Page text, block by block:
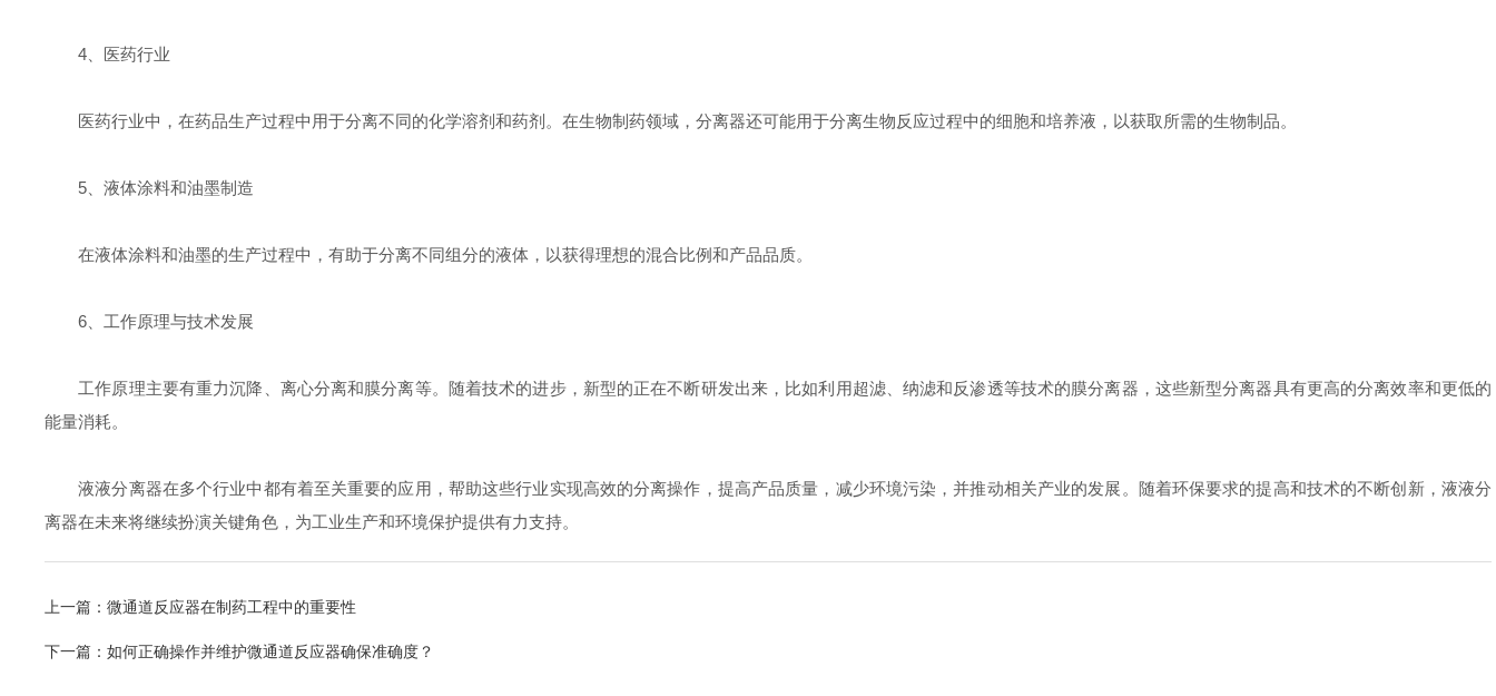
4、医药行业
医药行业中，在药品生产过程中用于分离不同的化学溶剂和药剂。在生物制药领域，分离器还可能用于分离生物反应过程中的细胞和培养液，以获取所需的生物制品。
5、液体涂料和油墨制造
在液体涂料和油墨的生产过程中，有助于分离不同组分的液体，以获得理想的混合比例和产品品质。
6、工作原理与技术发展
工作原理主要有重力沉降、离心分离和膜分离等。随着技术的进步，新型的正在不断研发出来，比如利用超滤、纳滤和反渗透等技术的膜分离器，这些新型分离器具有更高的分离效率和更低的
能量消耗。
液液分离器在多个行业中都有着至关重要的应用，帮助这些行业实现高效的分离操作，提高产品质量，减少环境污染，并推动相关产业的发展。随着环保要求的提高和技术的不断创新，液液分
离器在未来将继续扮演关键角色，为工业生产和环境保护提供有力支持。
上一篇： 微通道反应器在制药工程中的重要性
下一篇： 如何正确操作并维护微通道反应器确保准确度？